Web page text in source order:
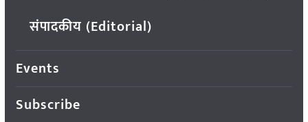
संपादकीय (Editorial)
Events
Subscribe